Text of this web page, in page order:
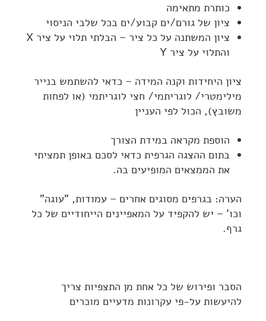
כותרת מתאימה
ציון של גורם/ים קבוע/ים בכל שלבי הניסוי
ציון המשתנה על כל ציר – הבלתי תלוי על ציר X
והתלוי על ציר Y
ציון היחידות וקנה המידה – כדאי להשתמש בנייר
מילימטרי/ לוגריתמי/ חצי לוגריתמי (או לפחות
משובץ), הכול לפי העניין
הוספת מקראה במידת הצורך
בתום ההצגה הגרפית כדאי לסכם באופן תמציתי
את הממצאים המופיעים בה.
הערה: בגרפים מסוגים אחרים – עמודות, "עוגה"
וכו' – יש להקפיד על המאפיינים הייחודיים של כל
גרף.
הסבר ופירוש של כל אחת מן התצפיות צריך
להיעשות על-פי עקרונות מדעיים מוכרים